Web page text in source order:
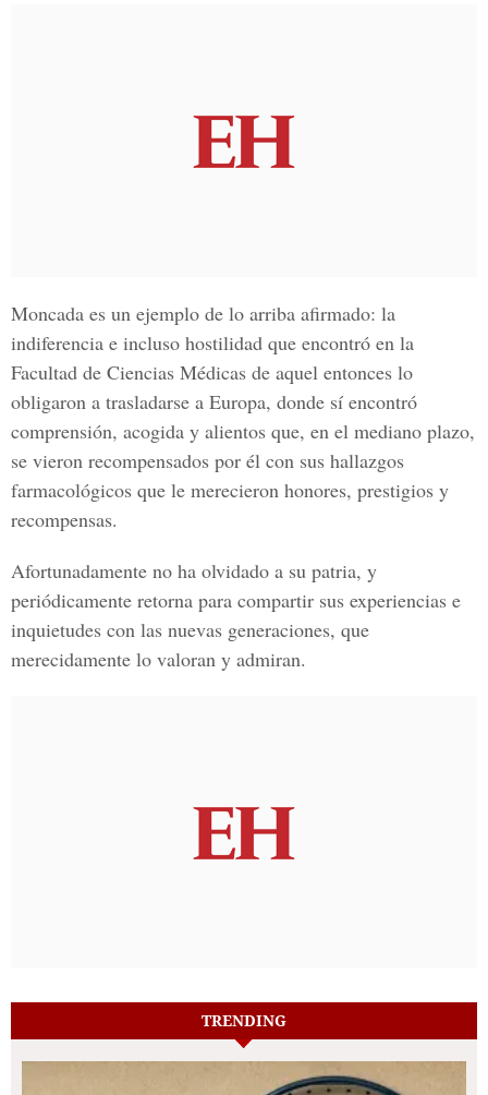
Moncada es un ejemplo de lo arriba afirmado: la
indiferencia e incluso hostilidad que encontró en la
Facultad de Ciencias Médicas de aquel entonces lo
obligaron a trasladarse a Europa, donde sí encontró
comprensión, acogida y alientos que, en el mediano plazo,
se vieron recompensados por él con sus hallazgos
farmacológicos que le merecieron honores, prestigios y
recompensas.
Afortunadamente no ha olvidado a su patria, y
periódicamente retorna para compartir sus experiencias e
inquietudes con las nuevas generaciones, que
merecidamente lo valoran y admiran.
TRENDING